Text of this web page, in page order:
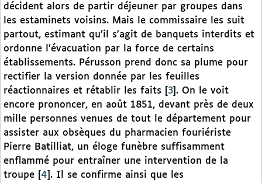
décident alors de partir déjeuner par groupes dans
les estaminets voisins. Mais le commissaire les suit
partout, estimant qu’il s’agit de banquets interdits et
ordonne l’évacuation par la force de certains
établissements. Pérusson prend donc sa plume pour
rectifier la version donnée par les feuilles
réactionnaires et rétablir les faits
3 . On le voit
encore prononcer, en août 1851, devant près de deux
mille personnes venues de tout le département pour
assister aux obsèques du pharmacien fouriériste
Pierre Batilliat, un éloge funèbre suffisamment
enflammé pour entraîner une intervention de la
troupe
4 . Il se confirme ainsi que les